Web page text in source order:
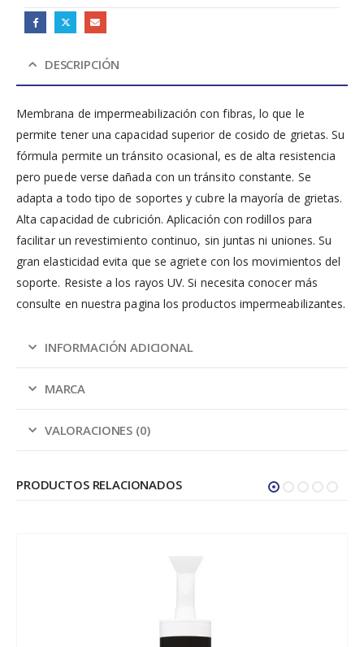
DESCRIPCIÓN
Membrana de impermeabilización con fibras, lo que le
permite tener una capacidad superior de cosido de grietas. Su
fórmula permite un tránsito ocasional, es de alta resistencia
pero puede verse dañada con un tránsito constante. Se
adapta a todo tipo de soportes y cubre la mayoría de grietas.
Alta capacidad de cubrición. Aplicación con rodillos para
facilitar un revestimiento continuo, sin juntas ni uniones. Su
gran elasticidad evita que se agriete con los movimientos del
soporte. Resiste a los rayos UV. Si necesita conocer más
consulte en nuestra pagina los productos impermeabilizantes.
INFORMACIÓN ADICIONAL
MARCA
VALORACIONES (0)
PRODUCTOS RELACIONADOS